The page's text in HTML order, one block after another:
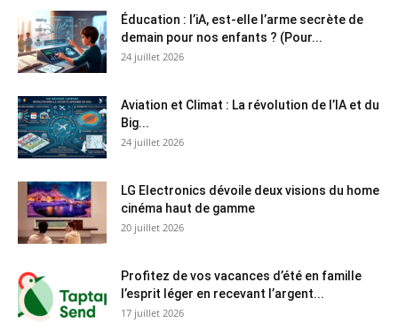
Éducation : l’iA, est-elle l’arme secrète de
demain pour nos enfants ? (Pour...
24 juillet 2026
Aviation et Climat : La révolution de l’IA et du
Big...
24 juillet 2026
LG Electronics dévoile deux visions du home
cinéma haut de gamme
20 juillet 2026
Profitez de vos vacances d’été en famille
l’esprit léger en recevant l’argent...
17 juillet 2026